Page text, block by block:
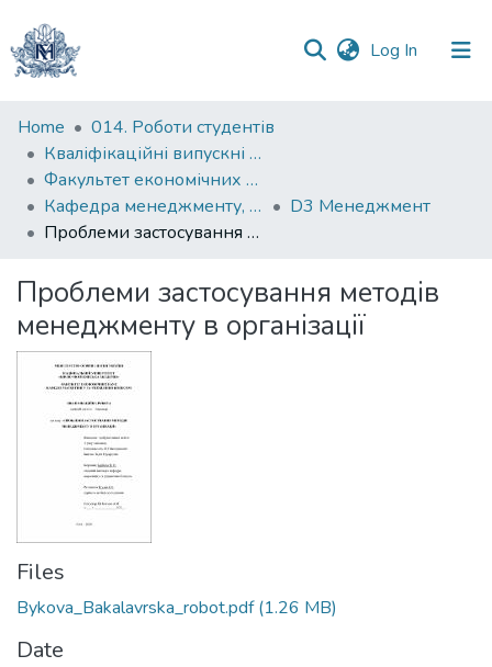
Log In (current)
Communities
&
Collections
All of DSpace
Statistics
Home
014. Роботи студентів
Кваліфікаційні випускні роботи здобувачів вищої освіти бакалаврських програм
Факультет економічних наук
Кафедра менеджменту, маркетингу та підприємництва
D3 Менеджмент
Проблеми застосування методів менеджменту в організації
Проблеми застосування методів
менеджменту в організації
Files
Bykova_Bakalavrska_robot.pdf(1.26 MB)
Date